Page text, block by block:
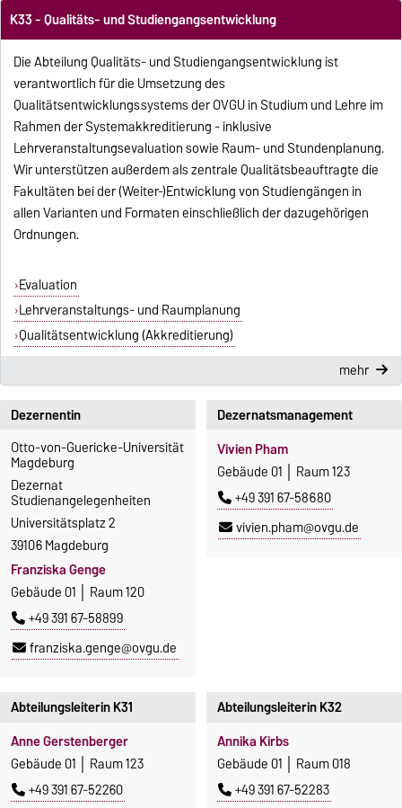
K33 - Qualitäts- und Studiengangsentwicklung
Die Abteilung Qualitäts- und Studiengangsentwicklung ist
verantwortlich für die Umsetzung des
Qualitätsentwicklungssystems der OVGU in Studium und Lehre im
Rahmen der Systemakkreditierung - inklusive
Lehrveranstaltungsevaluation sowie Raum- und Stundenplanung.
Wir unterstützen außerdem als zentrale Qualitätsbeauftragte die
Fakultäten bei der (Weiter-)Entwicklung von Studiengängen in
allen Varianten und Formaten einschließlich der dazugehörigen
Ordnungen.
Evaluation
Lehrveranstaltungs- und Raumplanung
Qualitätsentwicklung (Akkreditierung)
mehr
Dezernentin
Otto-von-Guericke-Universität
Magdeburg
Dezernat
Studienangelegenheiten
Universitätsplatz 2
39106 Magdeburg
Franziska Genge
Gebäude 01 │ Raum 120
+49 391 67-58899
franziska.genge@ovgu.de
Dezernatsmanagement
Vivien Pham
Gebäude 01 │ Raum 123
+49 391 67-58680
vivien.pham@ovgu.de
Abteilungsleiterin K31
Anne Gerstenberger
Gebäude 01 │ Raum 123
+49 391 67-52260
Abteilungsleiterin K32
Annika Kirbs
Gebäude 01 │ Raum 018
+49 391 67-52283